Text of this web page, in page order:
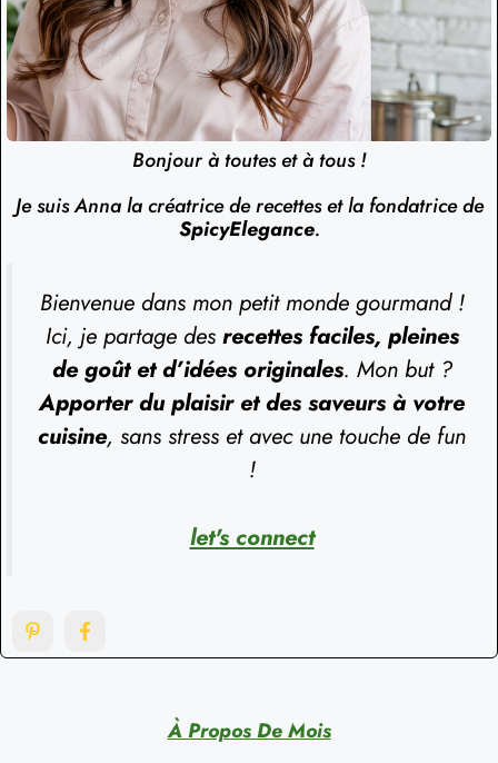
Bonjour à toutes et à tous !
Je suis Anna la créatrice de recettes et la fondatrice de
SpicyElegance.
Bienvenue dans mon petit monde gourmand !
Ici, je partage des recettes faciles, pleines
de goût et d’idées originales. Mon but ?
Apporter du plaisir et des saveurs à votre
cuisine, sans stress et avec une touche de fun
!
let's connect
À Propos De Mois